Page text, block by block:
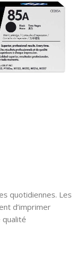
quotidiennes. Les
d’imprimer